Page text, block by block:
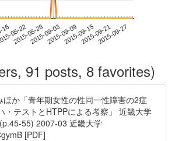
08-22
2015-08-282015-09-032015-09-092015-09-152015-09-212015-09-27
91 posts, 8 favorites)
ほか「青年期女性の性同一性障害の2症
・テストとHTPPによる考察」 近畿大学
55) 2007-03 近畿大学
[PDF]